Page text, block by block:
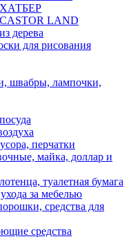
ХАТБЕР
LAND
дерева
для рисования
швабры, лампочки,
перчатки
майка, доллар и
туалетная бумага
за мебелью
средства для
средства